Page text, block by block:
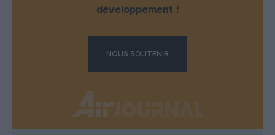
développement !
NOUS SOUTENIR